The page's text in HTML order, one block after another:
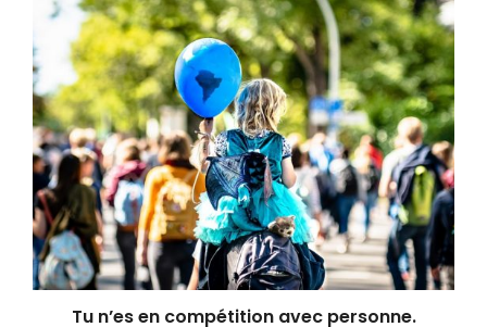
Tu n’es en compétition avec personne.